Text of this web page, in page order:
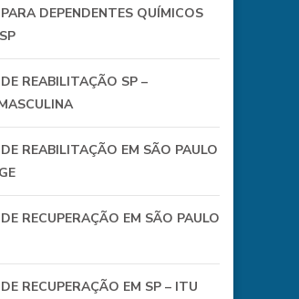
DEPENDENTES QUÍMICOS
REABILITAÇÃO SP –
REABILITAÇÃO EM SÃO PAULO
RECUPERAÇÃO EM SÃO PAULO
RECUPERAÇÃO EM SP – ITU